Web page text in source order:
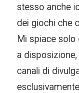
stesso anche
dei giochi che
Mi spiace
a
canali di